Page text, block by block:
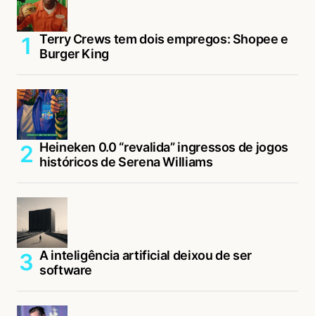
Terry Crews tem dois empregos: Shopee e
Burger King
Heineken 0.0 “revalida” ingressos de jogos
históricos de Serena Williams
A inteligência artificial deixou de ser
software